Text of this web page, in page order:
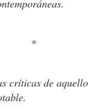
*
críticas de